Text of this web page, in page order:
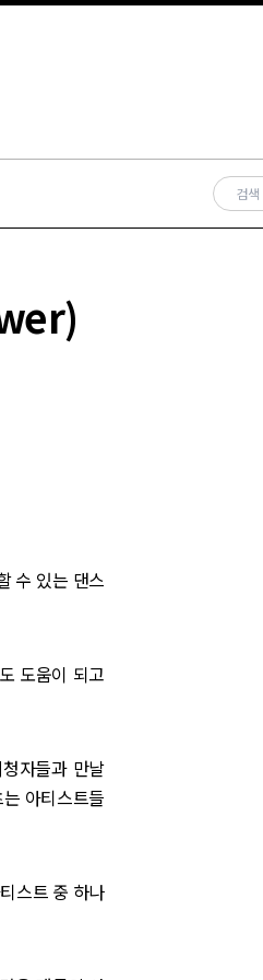
수 있는 댄스
도움이 되고
자들과 만날
아티스트들
스트 중 하나